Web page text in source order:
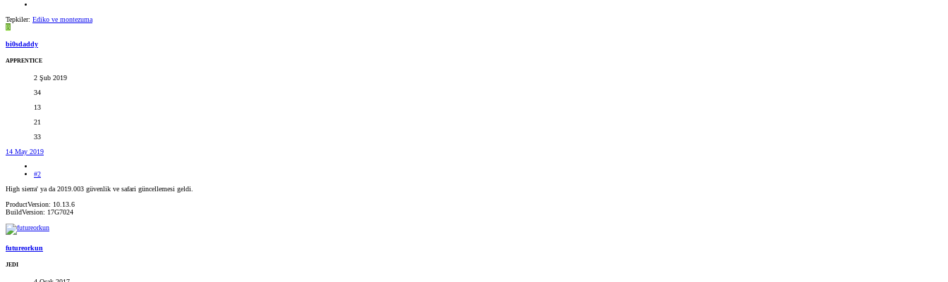
Tepkiler: Ediko ve montezuma
B
bi0sdaddy
APPRENTICE
2 Şub 2019
34
13
21
33
14 May 2019
#2
High sierra' ya da 2019.003 güvenlik ve safari güncellemesi geldi.
ProductVersion: 10.13.6
BuildVersion: 17G7024
futureorkun
JEDI